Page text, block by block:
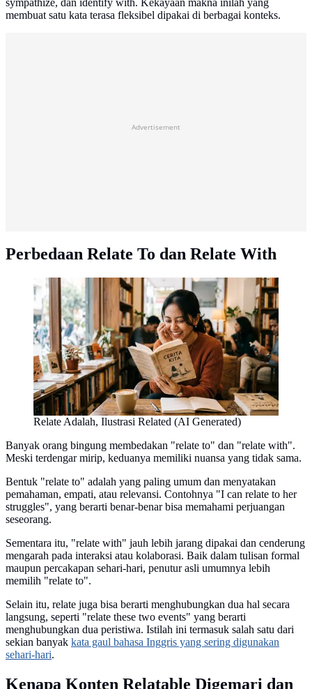
membuat satu kata terasa fleksibel dipakai di berbagai konteks.
Advertisement
Perbedaan Relate To dan Relate With
Relate Adalah, Ilustrasi Related (AI Generated)
Banyak orang bingung membedakan "relate to" dan "relate with".
Meski terdengar mirip, keduanya memiliki nuansa yang tidak sama.
Bentuk "relate to" adalah yang paling umum dan menyatakan
pemahaman, empati, atau relevansi. Contohnya "I can relate to her
struggles", yang berarti benar-benar bisa memahami perjuangan
seseorang.
Sementara itu, "relate with" jauh lebih jarang dipakai dan cenderung
mengarah pada interaksi atau kolaborasi. Baik dalam tulisan formal
maupun percakapan sehari-hari, penutur asli umumnya lebih
memilih "relate to".
Selain itu, relate juga bisa berarti menghubungkan dua hal secara
langsung, seperti "relate these two events" yang berarti
menghubungkan dua peristiwa. Istilah ini termasuk salah satu dari
sekian banyak kata gaul bahasa Inggris yang sering digunakan
sehari-hari.
Kenapa Konten Relatable Digemari dan